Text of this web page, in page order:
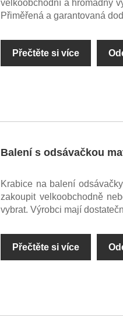
velkoobchodní a hromadný
Přiměřená a garantovaná
Přečtěte si více
Balení s odsávačkou
Krabice na balení
zakoupit velkoobchodně
vybrat. Výrobci mají
Přečtěte si více